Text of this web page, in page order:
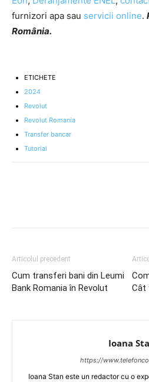
furnizori apa sau servicii online.
România.
ETICHETE
2024
Revolut
Revolut Romania
Transfer bancar
Tutorial
Articolul precedent
Cum transferi bani din Leumi
Bank Romania în Revolut
Cât
Ioana
https://
Ioana Stan este un redactor cu o